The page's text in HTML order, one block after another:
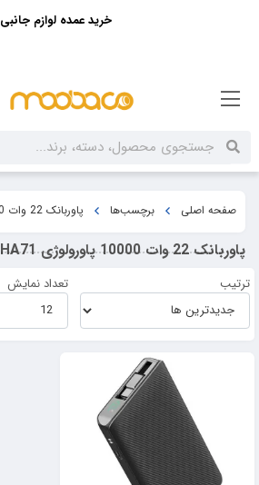
صفحه اصلی برچسب‌ها پاوربانک 22 وات 10000 پاورولوژی PPBCHA71 در گلستان
پاوربانک 22 وات 10000 پاورولوژی PPBCHA71 در گلستان
ترتیب تعداد نمایش
خرید عمده لوازم جانبی